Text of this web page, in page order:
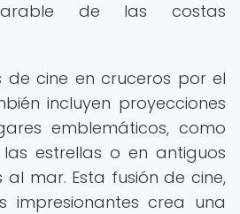
de las costas
de cine en cruceros por el
incluyen proyecciones
emblemáticos, como
estrellas o en antiguos
mar. Esta fusión de cine,
impresionantes crea una